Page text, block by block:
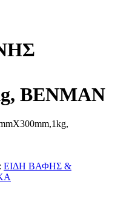
BENMAN
ΕΙΔΗ ΒΑΦΗΣ &